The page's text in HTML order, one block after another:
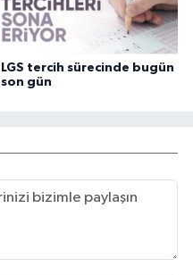
LGS tercih sürecinde bugün
son gün